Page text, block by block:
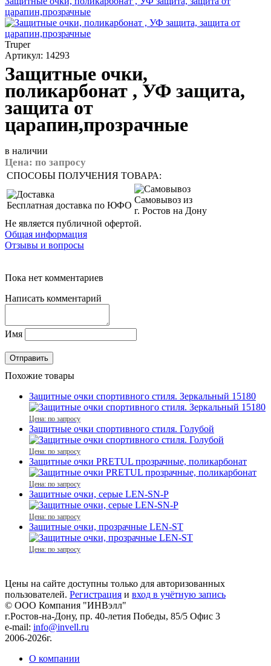
царапин,прозрачные
Truper
Артикул: 14293
Защитные очки,
поликарбонат , УФ защита,
защита от
царапин,прозрачные
в наличии
Цена: по запросу
СПОСОБЫ ПОЛУЧЕНИЯ ТОВАРА:
Бесплатная доставка по ЮФО
Самовывоз из
г. Ростов на Дону
Не является публичной офертой.
Общая информация
Отзывы и вопросы
Пока нет комментариев
Написать комментарий
Имя
Похожие товары
Защитные очки спортивного стиля. Зеркальный 15180
Цена: по запросу
Защитные очки спортивного стиля. Голубой
Цена: по запросу
Защитные очки PRETUL прозрачные, поликарбонат
Цена: по запросу
Защитные очки, серые LEN-SN-P
Цена: по запросу
Защитные очки, прозрачные LEN-ST
Цена: по запросу
Цены на сайте доступны только для авторизованных
пользователей. Регистрация и вход в учётную запись
© ООО Компания "ИНВэлл"
г.Ростов-на-Дону, пр. 40-летия Победы, 85/5 Офис 3
e-mail: info@invell.ru
2006-2026г.
О компании